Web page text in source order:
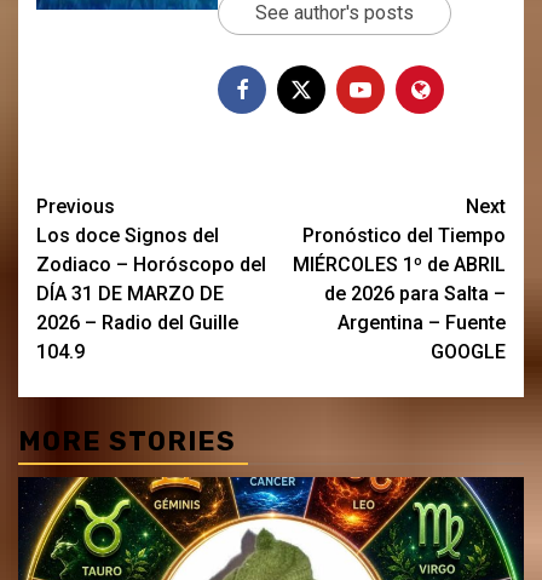
See author's posts
Post
navigation
Previous
Los doce Signos del
Zodiaco – Horóscopo del
DÍA 31 DE MARZO DE
2026 – Radio del Guille
104.9
Next
Pronóstico del Tiempo
MIÉRCOLES 1º de ABRIL
de 2026 para Salta –
Argentina – Fuente
GOOGLE
MORE STORIES